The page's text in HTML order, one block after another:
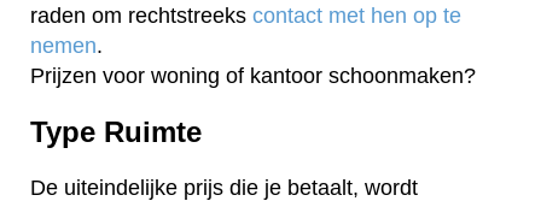
raden om rechtstreeks contact met hen op te
nemen.
Prijzen voor woning of kantoor schoonmaken?
Type Ruimte
De uiteindelijke prijs die je betaalt, wordt